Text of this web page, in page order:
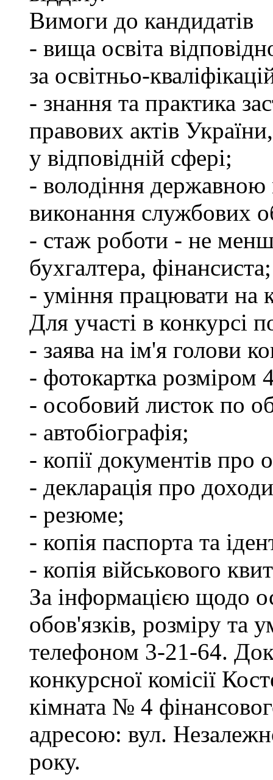
Вимоги до кандидатів
- вища освіта
за освітньо-
- знання та практика
правових актів
у відповідній сфері;
- володіння державною
виконання службових
- стаж роботи - не
бухгалтера, фінансиста;
- уміння працювати на
Для участі в конкурсі
- заява на ім'я голови
- фотокартка розміром
- особовий листок по
- автобіографія;
- копії документів про
- декларація про
- резюме;
- копія паспорта та
- копія військового
За інформацією щодо
обов'язків, розміру та
телефоном 3-21-64.
конкурсної комісії
кімната № 4
адресою: вул.
року.